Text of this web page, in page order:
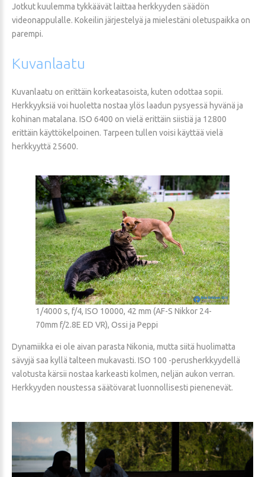
Jotkut kuulemma tykkäävät laittaa herkkyyden säädön
videonappulalle. Kokeilin järjestelyä ja mielestäni oletuspaikka on
parempi.
Kuvanlaatu
Kuvanlaatu on erittäin korkeatasoista, kuten odottaa sopii.
Herkkyyksiä voi huoletta nostaa ylös laadun pysyessä hyvänä ja
kohinan matalana. ISO 6400 on vielä erittäin siistiä ja 12800
erittäin käyttökelpoinen. Tarpeen tullen voisi käyttää vielä
herkkyyttä 25600.
1/4000 s, f/4, ISO 10000, 42 mm (AF-S Nikkor 24-
70mm f/2.8E ED VR), Ossi ja Peppi
Dynamiikka ei ole aivan parasta Nikonia, mutta siitä huolimatta
sävyjä saa kyllä talteen mukavasti. ISO 100 -perusherkkyydellä
valotusta kärsii nostaa karkeasti kolmen, neljän aukon verran.
Herkkyyden noustessa säätövarat luonnollisesti pienenevät.